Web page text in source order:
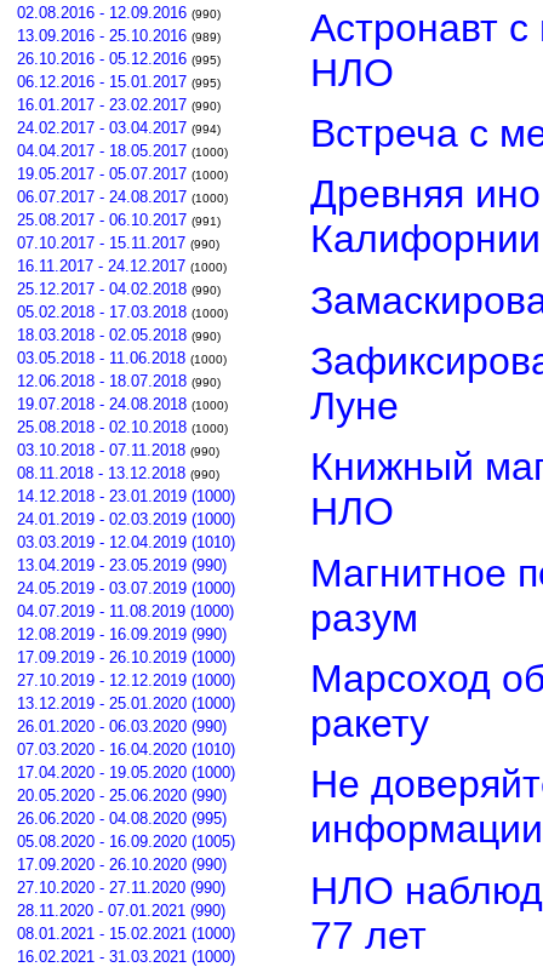
02.08.2016 - 12.09.2016 (990)
13.09.2016 - 25.10.2016 (989)
26.10.2016 - 05.12.2016 (995)
06.12.2016 - 15.01.2017 (995)
16.01.2017 - 23.02.2017 (990)
24.02.2017 - 03.04.2017 (994)
04.04.2017 - 18.05.2017 (1000)
19.05.2017 - 05.07.2017 (1000)
06.07.2017 - 24.08.2017 (1000)
25.08.2017 - 06.10.2017 (991)
07.10.2017 - 15.11.2017 (990)
16.11.2017 - 24.12.2017 (1000)
25.12.2017 - 04.02.2018 (990)
05.02.2018 - 17.03.2018 (1000)
18.03.2018 - 02.05.2018 (990)
03.05.2018 - 11.06.2018 (1000)
12.06.2018 - 18.07.2018 (990)
19.07.2018 - 24.08.2018 (1000)
25.08.2018 - 02.10.2018 (1000)
03.10.2018 - 07.11.2018 (990)
08.11.2018 - 13.12.2018 (990)
14.12.2018 - 23.01.2019 (1000)
24.01.2019 - 02.03.2019 (1000)
03.03.2019 - 12.04.2019 (1010)
13.04.2019 - 23.05.2019 (990)
24.05.2019 - 03.07.2019 (1000)
04.07.2019 - 11.08.2019 (1000)
12.08.2019 - 16.09.2019 (990)
17.09.2019 - 26.10.2019 (1000)
27.10.2019 - 12.12.2019 (1000)
13.12.2019 - 25.01.2020 (1000)
26.01.2020 - 06.03.2020 (990)
07.03.2020 - 16.04.2020 (1010)
17.04.2020 - 19.05.2020 (1000)
20.05.2020 - 25.06.2020 (990)
26.06.2020 - 04.08.2020 (995)
05.08.2020 - 16.09.2020 (1005)
17.09.2020 - 26.10.2020 (990)
27.10.2020 - 27.11.2020 (990)
28.11.2020 - 07.01.2021 (990)
08.01.2021 - 15.02.2021 (1000)
16.02.2021 - 31.03.2021 (1000)
Астронавт
НЛО
Встреча с
Древняя
Калифорнии
Луне
Книжный
НЛО
Магнитное
разум
Марсоход
ракету
Не
информации
НЛО
77 лет